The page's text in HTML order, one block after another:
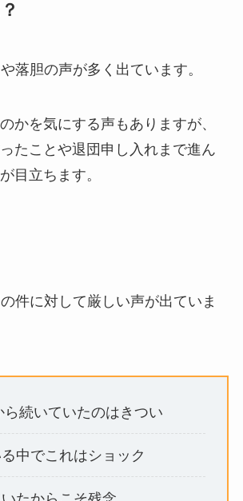
落胆の声が多く出ています。
かを気にする声もありますが、
たことや退団申し入れまで進ん
目立ちます。
件に対して厳しい声が出ていま
ら続いていたのはきつい
中でこれはショック